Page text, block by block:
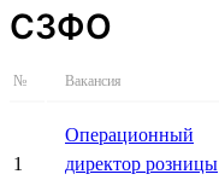
СЗФО
№ Вакансия
1
Операционный
директор розницы